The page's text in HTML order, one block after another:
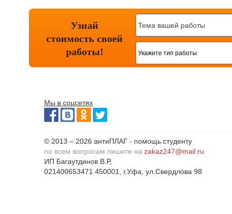
Узнай
стоимость своей
работы!
Мы в соцсетях
© 2013 – 2026 антиПЛАГ - помощь студенту
по всем вопросам пишите на zakaz247@mail.ru
ИП Багаутдинов В.Р,
021400653471 450001, г.Уфа, ул.Свердлова 98